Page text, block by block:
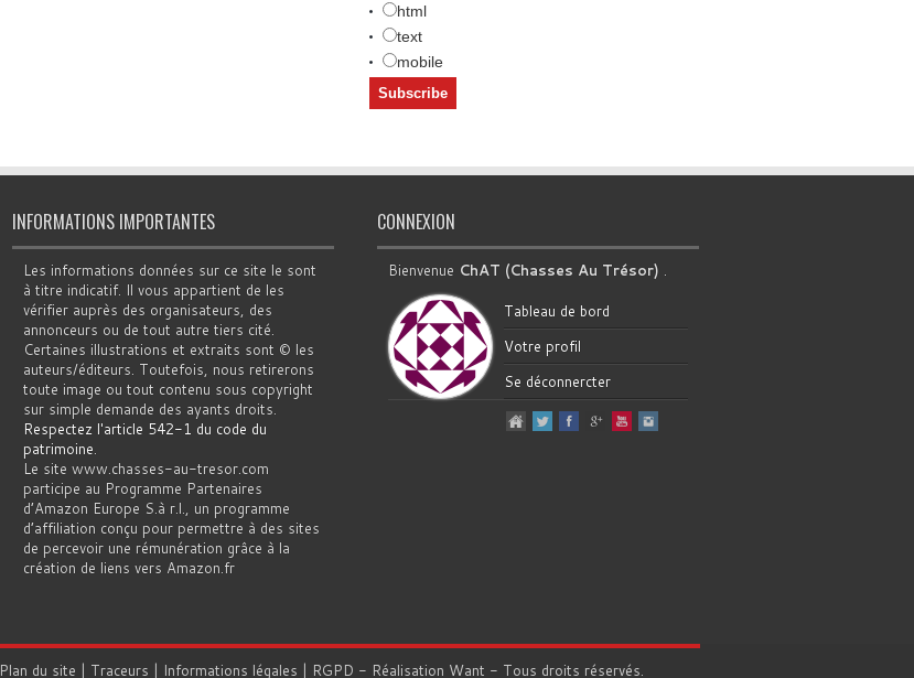
html
text
mobile
INFORMATIONS IMPORTANTES
Les informations données sur ce site le sont
à titre indicatif. Il vous appartient de les
vérifier auprès des organisateurs, des
annonceurs ou de tout autre tiers cité.
Certaines illustrations et extraits sont © les
auteurs/éditeurs. Toutefois, nous retirerons
toute image ou tout contenu sous copyright
sur simple demande des ayants droits.
Respectez l'article 542-1 du code du
patrimoine.
Le site www.chasses-au-tresor.com
participe au Programme Partenaires
d’Amazon Europe S.à r.l., un programme
d’affiliation conçu pour permettre à des sites
de percevoir une rémunération grâce à la
création de liens vers Amazon.fr
CONNEXION
Bienvenue ChAT (Chasses Au Trésor) .
Tableau de bord
Votre profil
Se déconnercter
Plan du site | Traceurs | Informations légales | RGPD - Réalisation Want - Tous droits réservés.